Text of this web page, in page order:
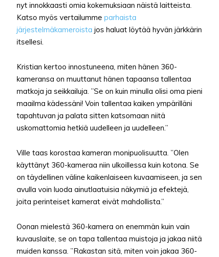
nyt innokkaasti omia kokemuksiaan näistä laitteista.
Katso myös vertailumme parhaista
järjestelmäkameroista jos haluat löytää hyvän järkkärin
itsellesi.
Kristian kertoo innostuneena, miten hänen 360-
kameransa on muuttanut hänen tapaansa tallentaa
matkoja ja seikkailuja. ”Se on kuin minulla olisi oma pieni
maailma kädessäni! Voin tallentaa kaiken ympärilläni
tapahtuvan ja palata sitten katsomaan niitä
uskomattomia hetkiä uudelleen ja uudelleen.”
Ville taas korostaa kameran monipuolisuutta. ”Olen
käyttänyt 360-kameraa niin ulkoillessa kuin kotona. Se
on täydellinen väline kaikenlaiseen kuvaamiseen, ja sen
avulla voin luoda ainutlaatuisia näkymiä ja efektejä,
joita perinteiset kamerat eivät mahdollista.”
Oonan mielestä 360-kamera on enemmän kuin vain
kuvauslaite, se on tapa tallentaa muistoja ja jakaa niitä
muiden kanssa. ”Rakastan sitä, miten voin jakaa 360-